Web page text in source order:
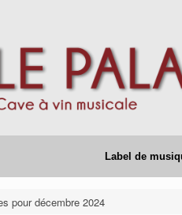
Label de
pour décembre 2024